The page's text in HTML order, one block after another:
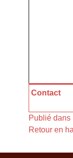
Contact
Publié dans
Retour en